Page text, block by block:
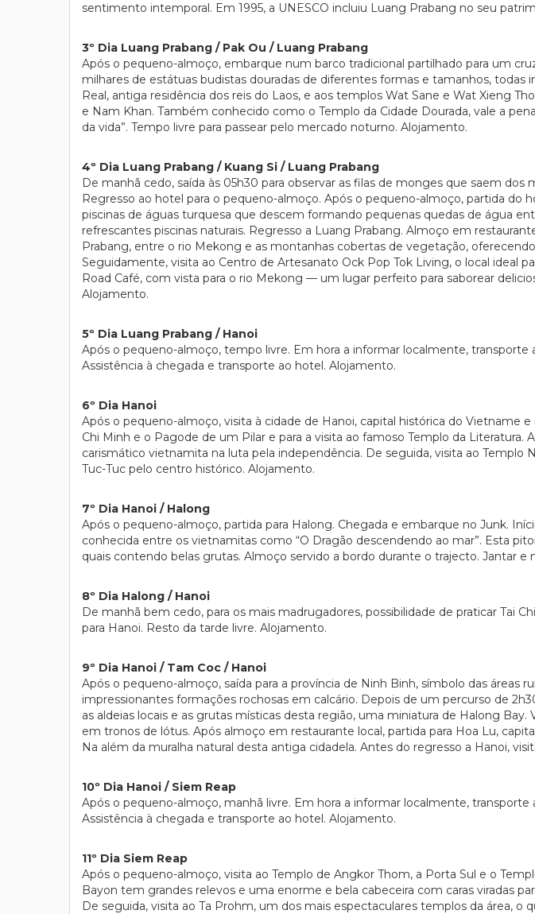
sentimento intemporal. Em 1995, a UNESCO incluiu Luang Prabang no seu
3º Dia Luang Prabang / Pak Ou / Luang Prabang
Após o pequeno-almoço, embarque num barco tradicional partilhado para um
milhares de estátuas budistas douradas de diferentes formas e tamanhos,
Real, antiga residência dos reis do Laos, e aos templos Wat Sane e Wat Xieng
e Nam Khan. Também conhecido como o Templo da Cidade Dourada, vale a
da vida”. Tempo livre para passear pelo mercado noturno. Alojamento.
4º Dia Luang Prabang / Kuang Si / Luang Prabang
De manhã cedo, saída às 05h30 para observar as filas de monges que saem
Regresso ao hotel para o pequeno-almoço. Após o pequeno-almoço, partida do
piscinas de águas turquesa que descem formando pequenas quedas de água
refrescantes piscinas naturais. Regresso a Luang Prabang. Almoço em
Prabang, entre o rio Mekong e as montanhas cobertas de vegetação,
Seguidamente, visita ao Centro de Artesanato Ock Pop Tok Living, o local ideal
Road Café, com vista para o rio Mekong — um lugar perfeito para saborear
Alojamento.
5º Dia Luang Prabang / Hanoi
Após o pequeno-almoço, tempo livre. Em hora a informar localmente,
Assistência à chegada e transporte ao hotel. Alojamento.
6º Dia Hanoi
Após o pequeno-almoço, visita à cidade de Hanoi, capital histórica do Vietname
Chi Minh e o Pagode de um Pilar e para a visita ao famoso Templo da
carismático vietnamita na luta pela independência. De seguida, visita ao
Tuc-Tuc pelo centro histórico. Alojamento.
7º Dia Hanoi / Halong
Após o pequeno-almoço, partida para Halong. Chegada e embarque no Junk.
conhecida entre os vietnamitas como “O Dragão descendendo ao mar”. Esta
quais contendo belas grutas. Almoço servido a bordo durante o trajecto. Jantar e
8º Dia Halong / Hanoi
De manhã bem cedo, para os mais madrugadores, possibilidade de praticar Tai
para Hanoi. Resto da tarde livre. Alojamento.
9º Dia Hanoi / Tam Coc / Hanoi
Após o pequeno-almoço, saída para a província de Ninh Binh, símbolo das áreas
impressionantes formações rochosas em calcário. Depois de um percurso de
as aldeias locais e as grutas místicas desta região, uma miniatura de Halong
em tronos de lótus. Após almoço em restaurante local, partida para Hoa Lu,
Na além da muralha natural desta antiga cidadela. Antes do regresso a Hanoi,
10º Dia Hanoi / Siem Reap
Após o pequeno-almoço, manhã livre. Em hora a informar localmente,
Assistência à chegada e transporte ao hotel. Alojamento.
11º Dia Siem Reap
Após o pequeno-almoço, visita ao Templo de Angkor Thom, a Porta Sul e o
Bayon tem grandes relevos e uma enorme e bela cabeceira com caras viradas
De seguida, visita ao Ta Prohm, um dos mais espectaculares templos da área,